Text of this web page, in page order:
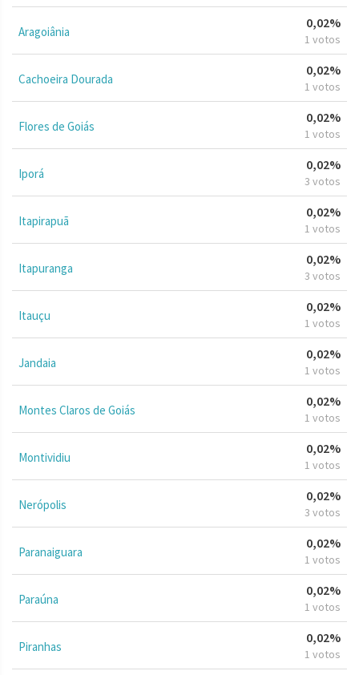
Aragoiânia
0,02%
1 votos
Cachoeira Dourada
0,02%
1 votos
Flores de Goiás
0,02%
1 votos
Iporá
0,02%
3 votos
Itapirapuã
0,02%
1 votos
Itapuranga
0,02%
3 votos
Itauçu
0,02%
1 votos
Jandaia
0,02%
1 votos
Montes Claros de Goiás
0,02%
1 votos
Montividiu
0,02%
1 votos
Nerópolis
0,02%
3 votos
Paranaiguara
0,02%
1 votos
Paraúna
0,02%
1 votos
Piranhas
0,02%
1 votos